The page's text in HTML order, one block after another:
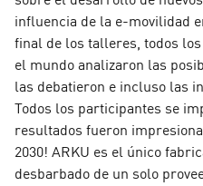
influencia de la e-movilidad
final de los talleres, todos
el mundo analizaron las
las debatieron e incluso las
Todos los participantes se
resultados fueron
2030! ARKU es el único
desbarbado de un solo